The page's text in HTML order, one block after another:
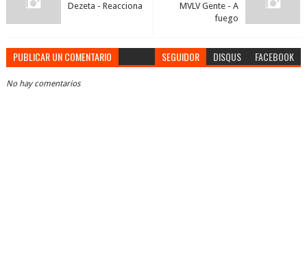
MVLV Gente - A
fuego
Dezeta - Reacciona
PUBLICAR UN COMENTARIO SEGUIDOR DISQUS FACEBOOK
No hay comentarios